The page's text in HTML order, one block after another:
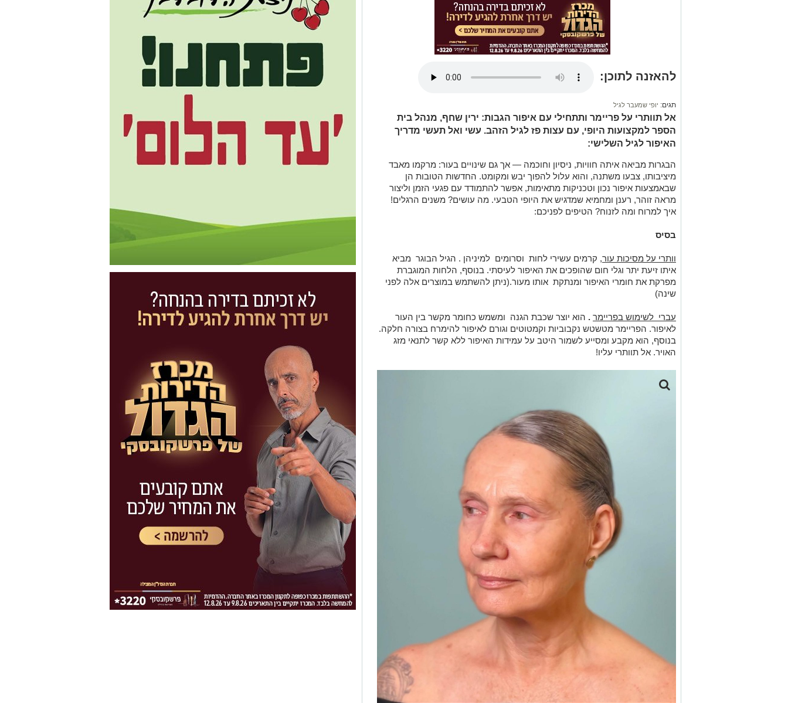
להאזנה לתוכן:
תגים: יופי שמעבר לגיל
אל תוותרי על פריימר ותתחילי עם איפור הגבות: ירין שחף, מנהל בית
הספר למקצועות היופי, עם עצות פז לגיל הזהב. עשי ואל תעשי מדריך
האיפור לגיל השלישי:
הבגרות מביאה איתה חוויות, ניסיון וחוכמה — אך גם שינויים בעור: מרקמו מאבד
מיציבותו, צבעו משתנה, והוא עלול להפוך יבש ומקומט. החדשות הטובות הן
שבאמצעות איפור נכון וטכניקות מתאימות, אפשר להתמודד עם פגעי הזמן וליצור
מראה זוהר, רענן ומחמיא שמדגיש את היופי הטבעי. מה עושים? משנים הרגלים!
איך למרוח ומה לזנוח? הטיפים לפניכם:
בסיס
וותרי על מסיכות עור, קרמים עשירי לחות וסרומים למיניהן . הגיל הבוגר מביא
איתו זיעת יתר וגלי חום שהופכים את האיפור לעיסתי. בנוסף, הלחות המוגברת
מפרקת את חומרי האיפור ומנתקת אותו מעור.(ניתן להשתמש במוצרים אלה לפני
שינה)
עברי לשימוש בפריימר . הוא יוצר שכבת הגנה ומשמש כחומר מקשר בין העור
לאיפור. הפריימר מטשטש נקבוביות וקמטוטים וגורם לאיפור להימרח בצורה חלקה.
בנוסף, הוא מקבע ומסייע לשמור היטב על עמידות האיפור ללא קשר לתנאי מזג
האויר. אל תוותרי עליו!